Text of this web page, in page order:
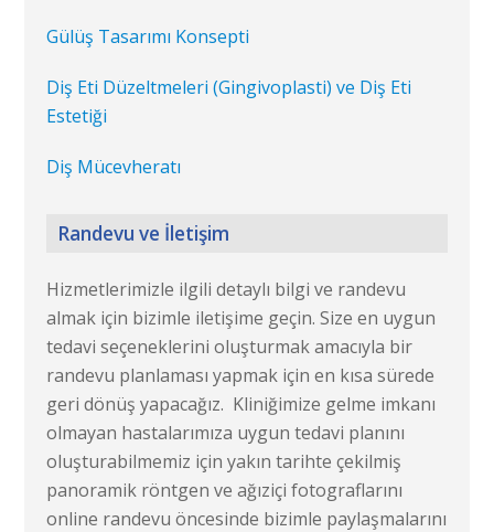
Gülüş Tasarımı Konsepti
Diş Eti Düzeltmeleri (Gingivoplasti) ve Diş Eti
Estetiği
Diş Mücevheratı
Randevu ve İletişim
Hizmetlerimizle ilgili detaylı bilgi ve randevu
almak için bizimle iletişime geçin. Size en uygun
tedavi seçeneklerini oluşturmak amacıyla bir
randevu planlaması yapmak için en kısa sürede
geri dönüş yapacağız. Kliniğimize gelme imkanı
olmayan hastalarımıza uygun tedavi planını
oluşturabilmemiz için yakın tarihte çekilmiş
panoramik röntgen ve ağıziçi fotograflarını
online randevu öncesinde bizimle paylaşmalarını